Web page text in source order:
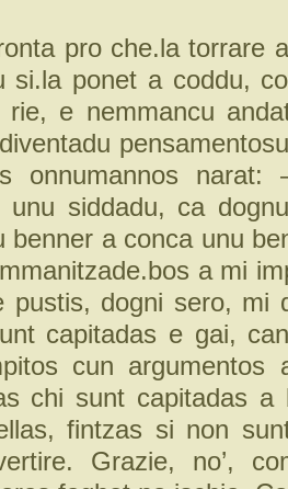
pro che.la torrare
si.la ponet a coddu,
e nemmancu
onnumannos narat:
siddadu, ca
a conca unu
a mi
pustis, dogni sero, mi
capitadas e gai,
cun argumentos
chi sunt capitadas
fintzas si non
Grazie, no’,